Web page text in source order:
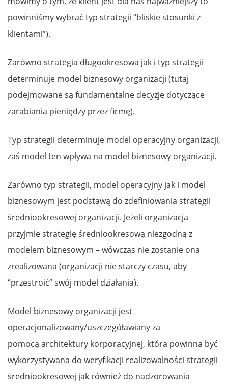
powinniśmy wybrać typ strategii “bliskie stosunki z
klientami”).
Zarówno strategia długookresowa jak i typ strategii
determinuje model biznesowy organizacji (tutaj
podejmowane są fundamentalne decyzje dotyczące
zarabiania pieniędzy przez firmę).
Typ strategii determinuje model operacyjny organizacji,
zaś model ten wpływa na model biznesowy organizacji.
Zarówno typ strategii, model operacyjny jak i model
biznesowym jest podstawą do zdefiniowania strategii
średniookresowej organizacji. Jeżeli organizacja
przyjmie strategię średniookresową niezgodną z
modelem biznesowym – wówczas nie zostanie ona
zrealizowana (organizacji nie starczy czasu, aby
“przestroić” swój model działania).
Model biznesowy organizacji jest
operacjonalizowany/uszczegóławiany za
pomocą architektury korporacyjnej, która powinna być
wykorzystywana do weryfikacji realizowalności strategii
średniookresowej jak również do nadzorowania